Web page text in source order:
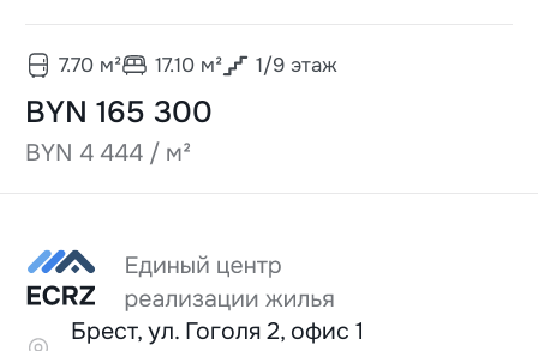
7.70м² 17.10м² 1/9этаж
BYN 165 300
BYN 4 444 / м²
Брест, ул. Гоголя 2, офис 1